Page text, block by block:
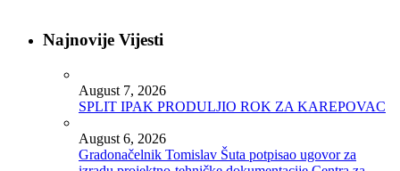
Najnovije Vijesti
August 7, 2026
SPLIT IPAK PRODULJIO ROK ZA KAREPOVAC
August 6, 2026
Gradonačelnik Tomislav Šuta potpisao ugovor za